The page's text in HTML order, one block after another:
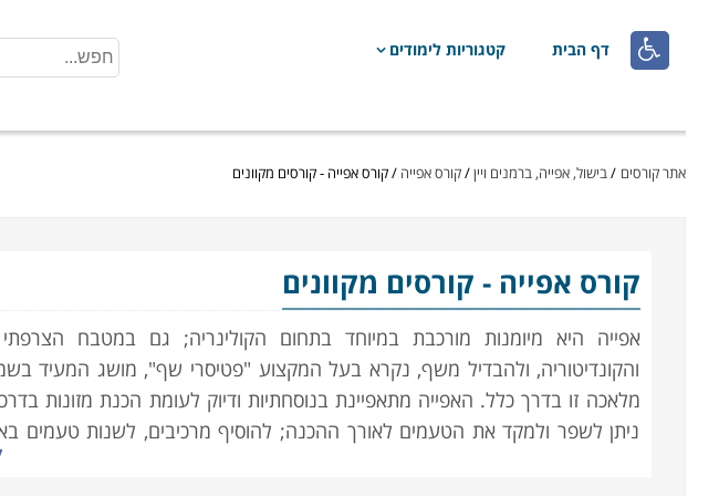
 דף הבית קטגוריות לימודים
אתר קורסים /בישול, אפייה, ברמנים ויין/קורס אפייה /קורס אפייה - קורסים מקוונים
קורס אפייה- קורסים מקוונים
אפייה היא מיומנות מורכבת במיוחד בתחום הקולינריה; גם במטבח
והקונדיטוריה, ולהבדיל משף, נקרא בעל המקצוע "פטיסרי שף", מושג המעיד
מלאכה זו בדרך כלל. האפייה מתאפיינת בנוסחתיות ודיוק לעומת הכנת מזונות
ניתן לשפר ולמקד את הטעמים לאורך ההכנה; להוסיף מרכיבים, לשנות טעמים
אם בצק של עוגה לא הוכן כהלכה, בין אם בנוסחה שגוייה ובין אם בטעמים לא